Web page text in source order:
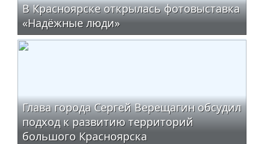
В Красноярске открылась фотовыставка
«Надёжные люди»
Глава города Сергей Верещагин обсудил
подход к развитию территорий
большого Красноярска